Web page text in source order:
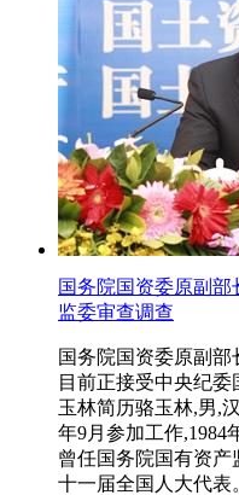
国务院国资委原副
监委审查调查
国务院国资委原副
目前正接受中央纪
玉林简历骆玉林,男,
年9月参加工作,1984
曾任国务院国有资
十一届全国人大代表